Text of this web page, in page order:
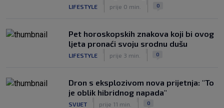
LIFESTYLE prije 0 min. 0
Pet horoskopskih znakova koji bi ovog
ljeta pronaći svoju srodnu dušu
LIFESTYLE prije 3 min. 0
Dron s eksplozivom nova prijetnja: "To
je oblik hibridnog napada"
SVIJET prije 11 min. 0